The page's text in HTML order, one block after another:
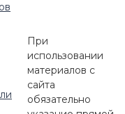
При
использовании
материалов с
сайта
обязательно